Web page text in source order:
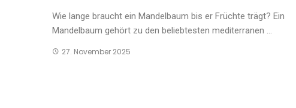
Wie lange braucht ein Mandelbaum bis er Früchte trägt? Ein
Mandelbaum gehört zu den beliebtesten mediterranen ...
27. November 2025